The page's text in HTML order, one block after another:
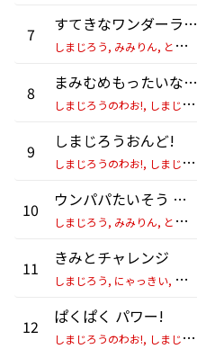
7
すてきなワンダーランド (Full Ver.)
し
まじろう, みみりん, とりっぴい & にゃっきい
8
まみむめもったいない!
し
まじろうのわお!, しまじろう, みみりん, とりっぴい, にゃっきい & 福島渚
9
しまじろうおんど!
し
まじろうのわお!, しまじろう & 野島直人
10
ウンパパたいそう ～グリーンウッドのウンパパたいそう～
し
まじろう, みみりん, とりっぴい & にゃっきい
11
きみとチャレンジ
し
まじろう, にゃっきい, とりっぴい & みみりん
12
ぱくぱく パワー!
し
まじろうのわお!, しまじろう & 小川真奈